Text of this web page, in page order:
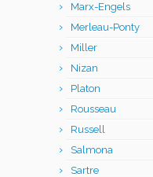
Marx-Engels
Merleau-Ponty
Miller
Nizan
Platon
Rousseau
Russell
Salmona
Sartre